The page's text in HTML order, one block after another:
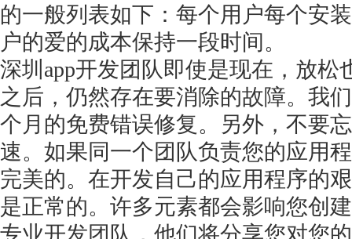
的一般列表如下：每个用户每个安
户的爱的成本保持一段时间。
深圳 app开发团队即使是现在，放
之后，仍然存在要消除的故障。我
个月的免费错误修复。另外，不要
速。如果同一个团队负责您的应用
完美的。在开发自己的应用程序的
是正常的。许多元素都会影响您创
专业开发团队，他们将分享您对您